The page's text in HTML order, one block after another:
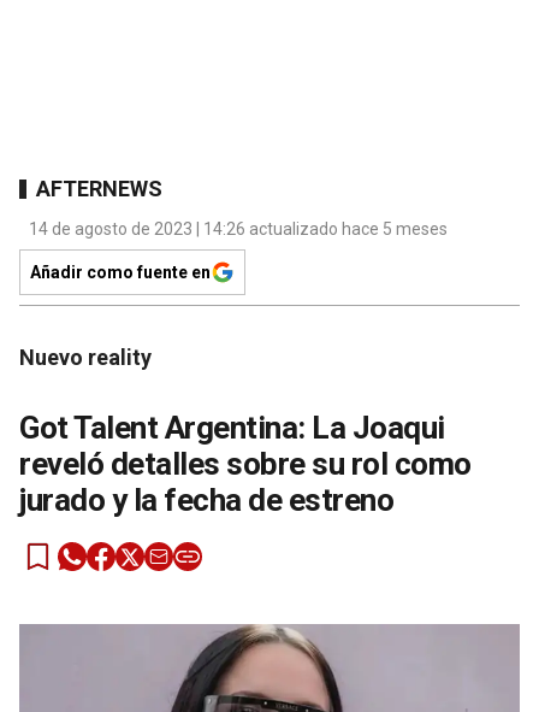
AFTERNEWS
14 de agosto de 2023 | 14:26 actualizado hace 5 meses
Añadir como fuente en
Nuevo reality
Got Talent Argentina: La Joaqui
reveló detalles sobre su rol como
jurado y la fecha de estreno